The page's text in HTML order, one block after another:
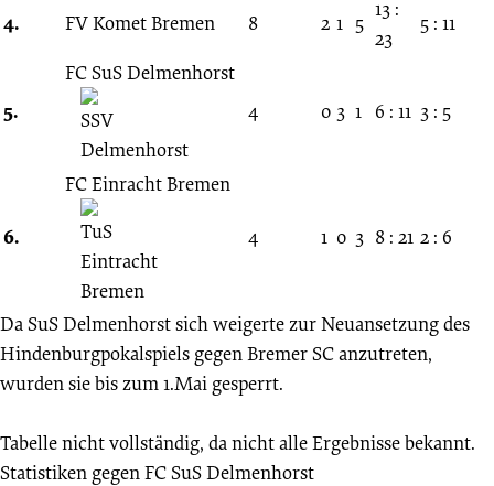
Bezirk
VIII
-
1.Klasse)
4. FV Komet Bremen 8 2 1 5
13 :
23
5 : 11
5.
FC SuS Delmenhorst
4
0 3 1 6 : 11 3 : 5
6.
FC Einracht Bremen
4 1 0 3 8 : 21 2 : 6
Da SuS Delmenhorst sich weigerte zur Neuansetzung des
Hindenburgpokalspiels gegen Bremer SC anzutreten,
wurden sie bis zum 1.Mai gesperrt.
Tabelle nicht vollständig, da nicht alle Ergebnisse bekannt.
Statistiken gegenFC SuS Delmenhorst